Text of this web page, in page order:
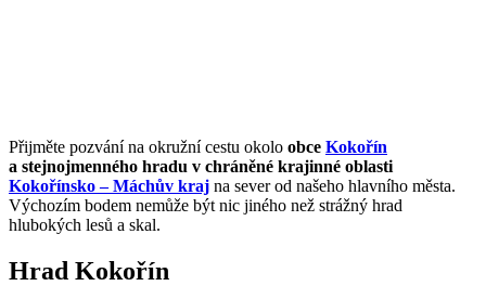
Přijměte pozvání na okružní cestu okolo obce Kokořín
a stejnojmenného hradu v chráněné krajinné oblasti
Kokořínsko – Máchův kraj na sever od našeho hlavního města.
Výchozím bodem nemůže být nic jiného než strážný hrad
hlubokých lesů a skal.
Hrad Kokořín